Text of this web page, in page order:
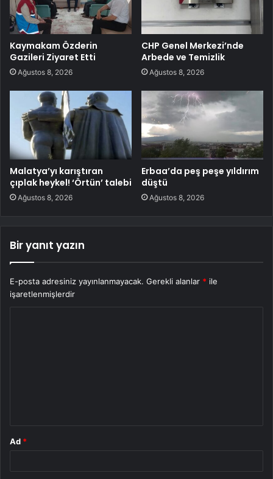
Kaymakam Özderin
Gazileri Ziyaret Etti
Ağustos 8, 2026
CHP Genel Merkezi’nde
Arbede ve Temizlik
Ağustos 8, 2026
Malatya’yı karıştıran
çıplak heykel! ‘Örtün’ talebi
Ağustos 8, 2026
Erbaa’da peş peşe yıldırım
düştü
Ağustos 8, 2026
Bir yanıt yazın
E-posta adresiniz yayınlanmayacak. Gerekli alanlar * ile
işaretlenmişlerdir
Ad *